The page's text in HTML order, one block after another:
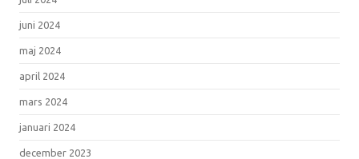
juni 2024
maj 2024
april 2024
mars 2024
januari 2024
december 2023